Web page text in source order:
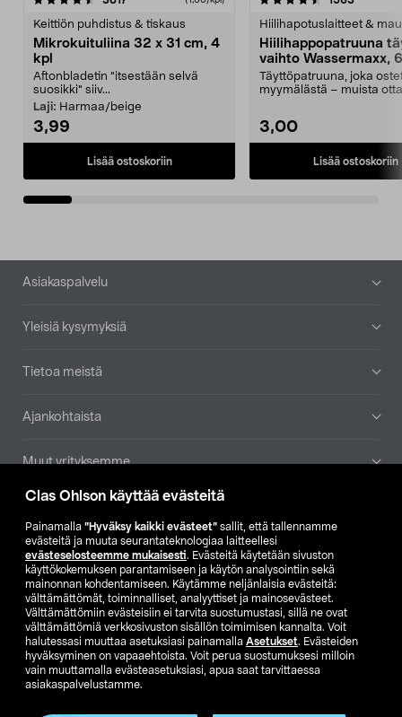
Clas Ohlson käyttää evästeitä
Painamalla ”Hyväksy kaikki evästeet” sallit, että tallennamme
evästeitä ja muuta seurantateknologiaa laitteellesi
evästeselosteemme mukaisesti. Evästeitä käytetään sivuston
käyttökokemuksen parantamiseen ja käytön analysointiin sekä
mainonnan kohdentamiseen. Käytämme neljänlaisia evästeitä:
välttämättömät, toiminnalliset, analyyttiset ja mainosevästeet.
Välttämättömiin evästeisiin ei tarvita suostumustasi, sillä ne ovat
välttämättömiä verkkosivuston sisällön toimimisen kannalta. Voit
halutessasi muuttaa asetuksiasi painamalla Asetukset. Evästeiden
hyväksyminen on vapaaehtoista. Voit perua suostumuksesi milloin
vain muuttamalla evästeasetuksiasi, apua saat tarvittaessa
asiakaspalvelustamme.
Keittiön puhdistus & tiskaus
Mikrokuituliina 32 x 31 cm, 4
kpl
Aftonbladetin "itsestään selvä
suosikki" siiv...
Laji: Harmaa/beige
3,99
Lisää ostoskoriin
Hiilihapotuslaitteet &
Hiilihappopatruuna
vaihto Wassermaxx,
Täyttöpatruuna, joka
myymälästä – muista
3,00
Lisää ostoskoriin
Alatunniste
Asiakaspalvelu
Yleisiä kysymyksiä
Tietoa meistä
Ajankohtaista
Muut yrityksemme
Etsi myymälä
SE NO FI
FI SV